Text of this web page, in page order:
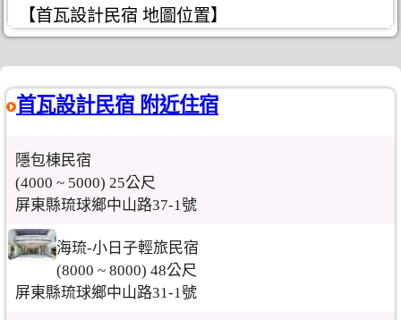
【首瓦設計民宿 地圖位置】
首瓦設計民宿 附近住宿
隱包棟民宿
(4000 ~ 5000) 25公尺
屏東縣琉球鄉中山路37-1號
海琉-小日子輕旅民宿
(8000 ~ 8000) 48公尺
屏東縣琉球鄉中山路31-1號